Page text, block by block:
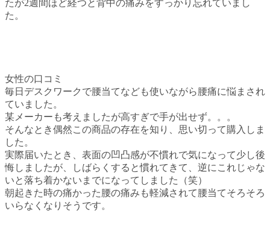
たが2週間ほど経つと背中の痛みをすっかり忘れていまし
た。
女性の口コミ
毎日デスクワークで腰当てなども使いながら腰痛に悩まされ
ていました。
某メーカーも考えましたが高すぎで手が出せず。。。
そんなとき偶然この商品の存在を知り、思い切って購入しま
した。
実際届いたとき、表面の凹凸感が不慣れで気になって少し後
悔しましたが、しばらくすると慣れてきて、逆にこれじゃな
いと落ち着かないまでになってしました（笑）
朝起きた時の痛かった腰の痛みも軽減されて腰当てそろそろ
いらなくなりそうです。